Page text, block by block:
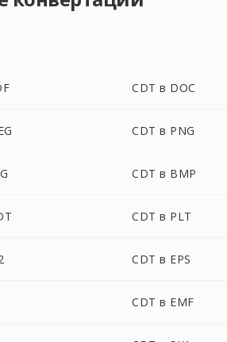
CDT в DOC
CDT в PNG
CDT в BMP
CDT в PLT
CDT в EPS
CDT в EMF